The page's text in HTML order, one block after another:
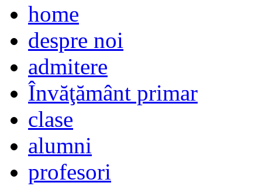
home
despre noi
admitere
Învăţământ primar
clase
alumni
profesori